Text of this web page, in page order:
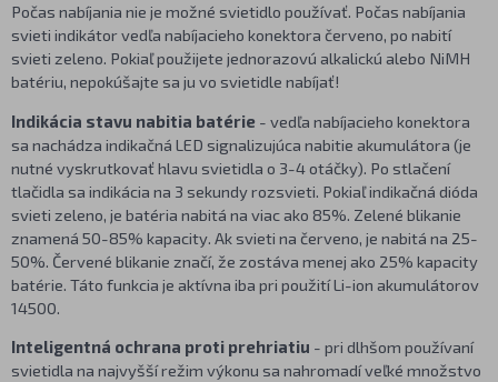
Počas nabíjania nie je možné svietidlo používať. Počas nabíjania
svieti indikátor vedľa nabíjacieho konektora červeno, po nabití
svieti zeleno. Pokiaľ použijete jednorazovú alkalickú alebo NiMH
batériu, nepokúšajte sa ju vo svietidle nabíjať!
Indikácia stavu nabitia batérie - vedľa nabíjacieho konektora
sa nachádza indikačná LED signalizujúca nabitie akumulátora (je
nutné vyskrutkovať hlavu svietidla o 3-4 otáčky). Po stlačení
tlačidla sa indikácia na 3 sekundy rozsvieti. Pokiaľ indikačná dióda
svieti zeleno, je batéria nabitá na viac ako 85%. Zelené blikanie
znamená 50-85% kapacity. Ak svieti na červeno, je nabitá na 25-
50%. Červené blikanie značí, že zostáva menej ako 25% kapacity
batérie. Táto funkcia je aktívna iba pri použití Li-ion akumulátorov
14500.
Inteligentná ochrana proti prehriatiu - pri dlhšom používaní
svietidla na najvyšší režim výkonu sa nahromadí veľké množstvo